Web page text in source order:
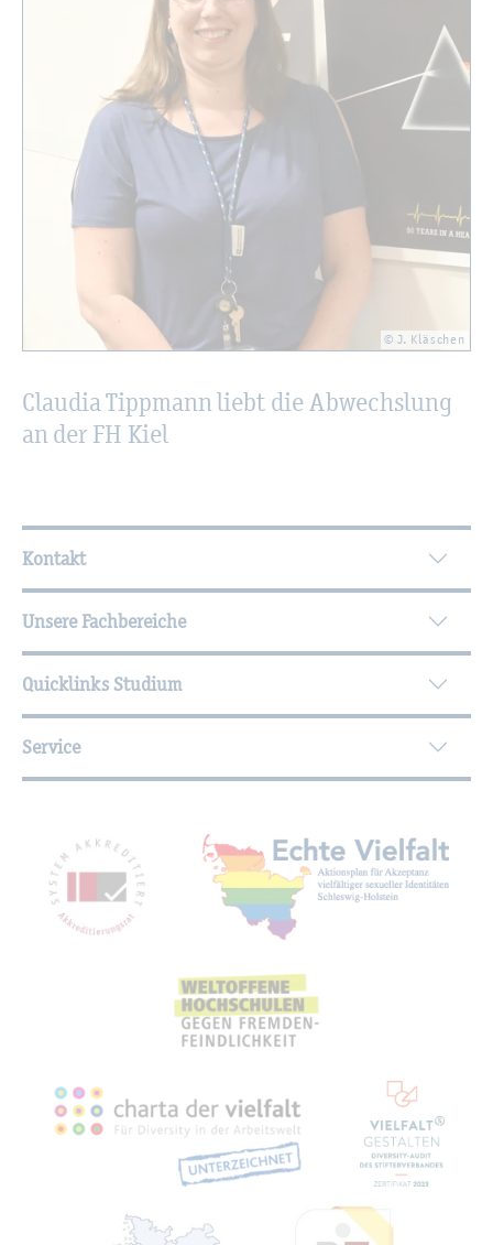
© J. Kläschen
Clau­dia Tipp­mann liebt die Ab­wechs­lung
an der FH Kiel
Wei­ter­füh­ren­de In­for­ma­tio­nen
Kontakt
Unsere Fachbereiche
Quicklinks Studium
Service
Mit­glied­schaf­ten,